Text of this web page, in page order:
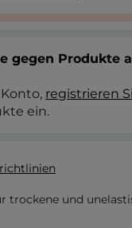
gegen Produkte
registrieren
ein.
trockene und